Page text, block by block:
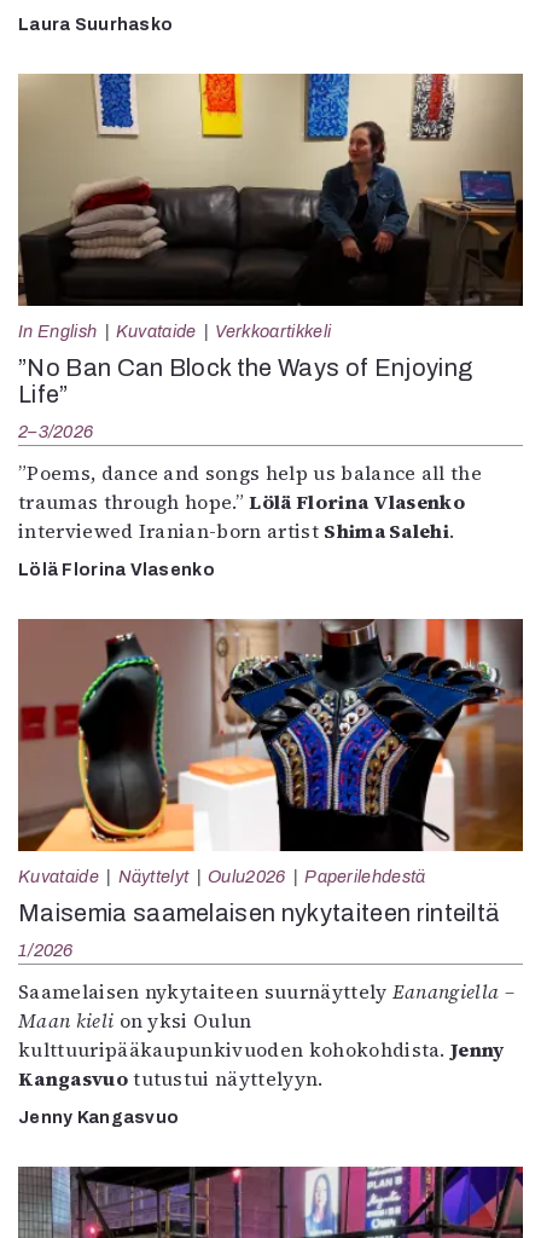
Laura Suurhasko
In English Kuvataide Verkkoartikkeli
”No Ban Can Block the Ways of Enjoying
Life”
2–3/2026
”Poems, dance and songs help us balance all the
traumas through hope.”Lölä Florina Vlasenko
interviewed Iranian-born artist Shima Salehi.
Lölä Florina Vlasenko
Kuvataide Näyttelyt Oulu2026 Paperilehdestä
Maisemia saamelaisen nykytaiteen rinteiltä
1/2026
Saamelaisen nykytaiteen suurnäyttely Eanangiella –
Maan kieli on yksi Oulun
kulttuuripääkaupunkivuoden kohokohdista.Jenny
Kangasvuotutustui näyttelyyn.
Jenny Kangasvuo